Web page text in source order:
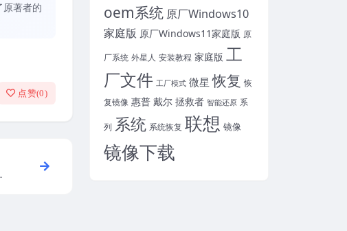
著者的
点赞(0)
oem系统 原厂Windows10
家庭版 原厂Windows11家庭版 原
厂系统 外星人 安装教程 家庭版 工
厂文件 工厂模式 微星 恢复 恢
复镜像 惠普 戴尔 拯救者 智能还原 系
列 系统 系统恢复 联想 镜像
镜像下载